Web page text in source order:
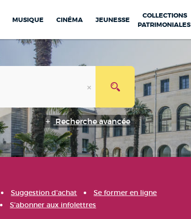
MUSIQUE CINÉMA JEUNESSE
COLLECTIONS
PATRIMONIALES
Recherche avancée
Suggestion d'achat
Se former en ligne
S'abonner aux infolettres